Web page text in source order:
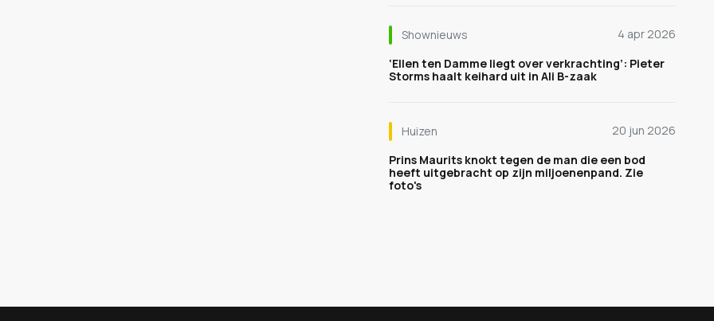
Shownieuws
4 apr 2026
‘Ellen ten Damme liegt over verkrachting’: Pieter
Storms haalt keihard uit in Ali B-zaak
Huizen
20 jun 2026
Prins Maurits knokt tegen de man die een bod
heeft uitgebracht op zijn miljoenenpand. Zie
foto's